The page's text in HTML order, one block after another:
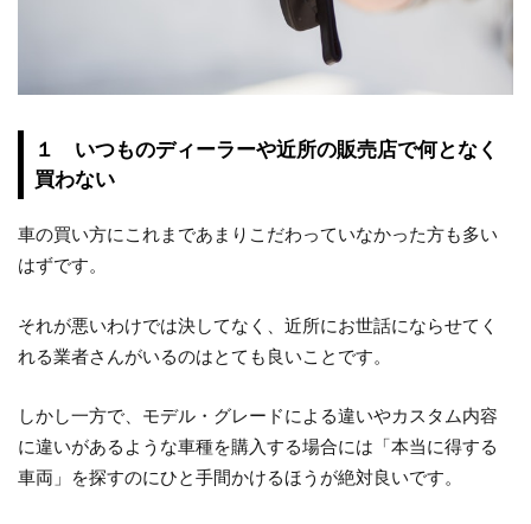
１ いつものディーラーや近所の販売店で何となく
買わない
車の買い方にこれまであまりこだわっていなかった方も多い
はずです。
それが悪いわけでは決してなく、近所にお世話にならせてく
れる業者さんがいるのはとても良いことです。
しかし一方で、モデル・グレードによる違いやカスタム内容
に違いがあるような車種を購入する場合には「本当に得する
車両」を探すのにひと手間かけるほうが絶対良いです。